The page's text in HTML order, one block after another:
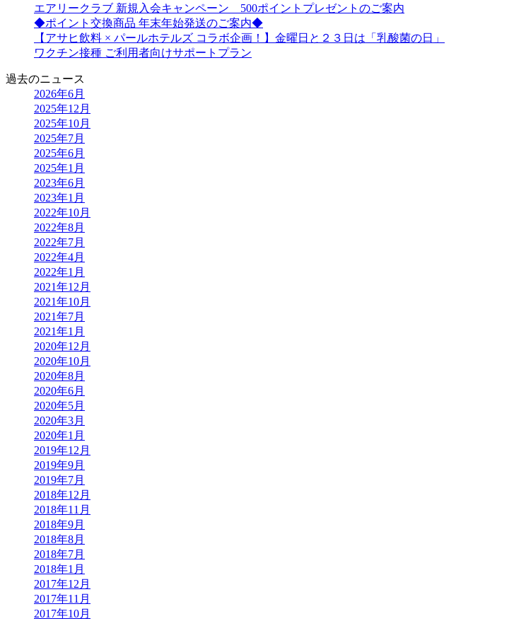
エアリークラブ 新規入会キャンペーン 500ポイントプレゼントのご案内
◆ポイント交換商品 年末年始発送のご案内◆
【アサヒ飲料 × パールホテルズ コラボ企画！】金曜日と２３日は「乳酸菌の日」
ワクチン接種 ご利用者向けサポートプラン
過去のニュース
2026年6月
2025年12月
2025年10月
2025年7月
2025年6月
2025年1月
2023年6月
2023年1月
2022年10月
2022年8月
2022年7月
2022年4月
2022年1月
2021年12月
2021年10月
2021年7月
2021年1月
2020年12月
2020年10月
2020年8月
2020年6月
2020年5月
2020年3月
2020年1月
2019年12月
2019年9月
2019年7月
2018年12月
2018年11月
2018年9月
2018年8月
2018年7月
2018年1月
2017年12月
2017年11月
2017年10月